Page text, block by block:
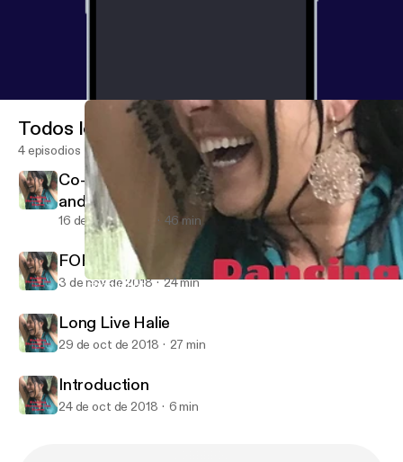
Introduction
Todos los episodios
4 episodios
Co-Denstiny: A Mother's Journey to Fullfill
and Honor the Purpose of her Beloved Son.
16 de dic de 2018 46 min
FOREVER 22: MEGAN ROSE KELLEY
3 de nov de 2018 24 min
Long Live Halie
29 de oct de 2018 27 min
Introduction
24 de oct de 2018 6 min